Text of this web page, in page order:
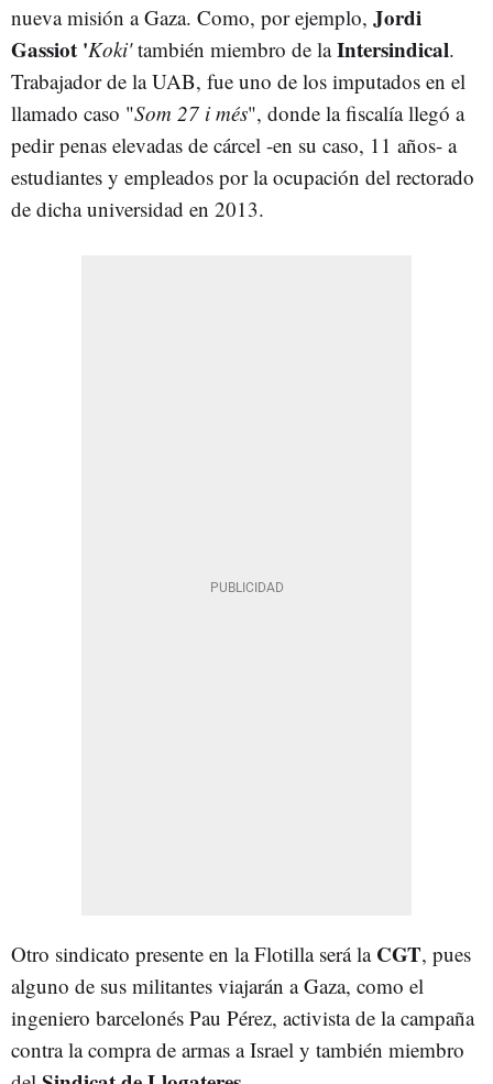
nueva misión a Gaza. Como, por ejemplo, Jordi
Gassiot 'Koki'también miembro de laIntersindical.
Trabajador de la UAB, fue uno de los imputados en el
llamado caso "Som 27 i més", donde la fiscalía llegó a
pedir penas elevadas de cárcel -en su caso, 11 años- a
estudiantes y empleados por la ocupación del rectorado
de dicha universidad en 2013.
Otro sindicato presente en la Flotilla será la CGT, pues
alguno de sus militantes viajarán a Gaza, como el
ingeniero barcelonés Pau Pérez, activista de la campaña
contra la compra de armas a Israel y también miembro